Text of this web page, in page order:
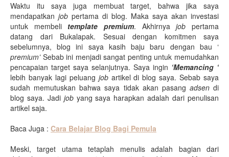
Waktu itu saya juga membuat target, bahwa jika saya
mendapatkan job pertama di blog. Maka saya akan investasi
untuk membeli template premium. Akhirnyajob pertama
datang dari Bukalapak. Sesuai dengan komitmen saya
sebelumnya, blog ini saya kasih baju baru dengan bau ‘
premium’Sebab ini menjadi sangat penting untuk memudahkan
pencapaian target saya selanjutnya. Saya ingin ‘Memancing ‘
lebih banyak lagi peluang jobartikel di blog saya. Sebab saya
sudah memutuskan bahwa saya tidak akan pasang adsen di
blog saya. Jadi jobyang saya harapkan adalah dari penulisan
artikel saja.
Baca Juga : Cara Belajar Blog Bagi Pemula
Meski, target utama tetaplah menulis adalah bagian dari